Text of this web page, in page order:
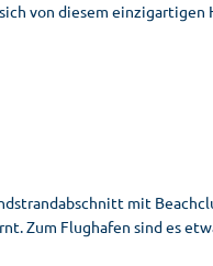
von diesem
mit
Zum Flughafen sind es